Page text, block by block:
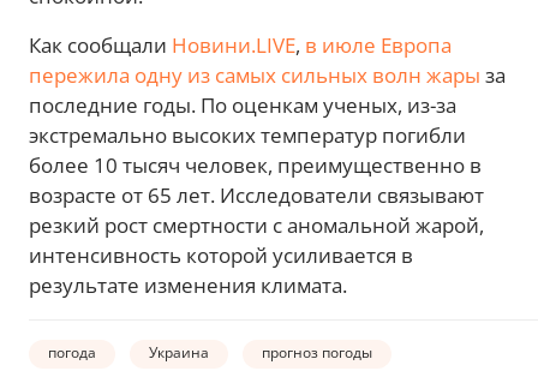
Как сообщали Новини.LIVE, в июле Европа
пережила одну из самых сильных волн жары за
последние годы. По оценкам ученых, из-за
экстремально высоких температур погибли
более 10 тысяч человек, преимущественно в
возрасте от 65 лет. Исследователи связывают
резкий рост смертности с аномальной жарой,
интенсивность которой усиливается в
результате изменения климата.
погода Украина прогноз погоды